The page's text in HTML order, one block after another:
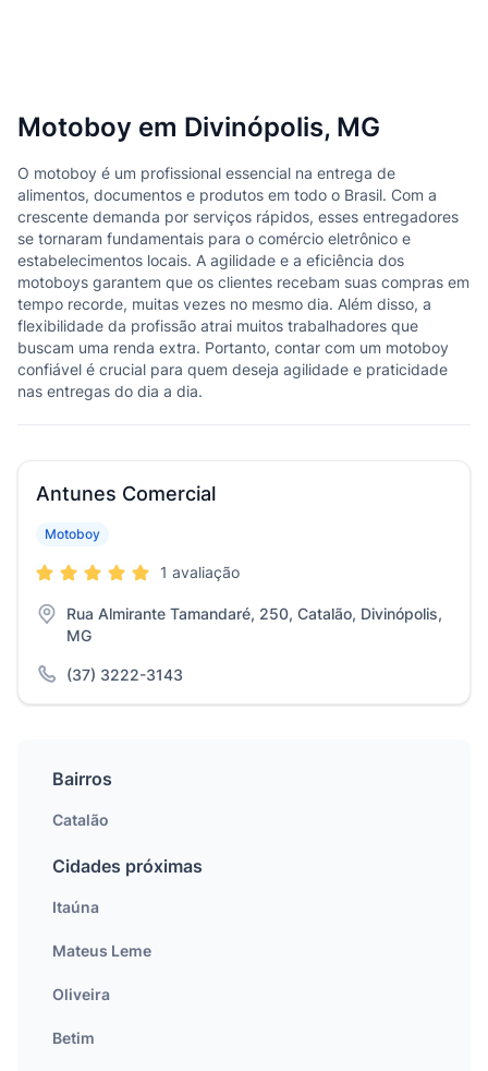
Motoboy em Divinópolis, MG
O motoboy é um profissional essencial na entrega de
alimentos, documentos e produtos em todo o Brasil. Com a
crescente demanda por serviços rápidos, esses entregadores
se tornaram fundamentais para o comércio eletrônico e
estabelecimentos locais. A agilidade e a eficiência dos
motoboys garantem que os clientes recebam suas compras em
tempo recorde, muitas vezes no mesmo dia. Além disso, a
flexibilidade da profissão atrai muitos trabalhadores que
buscam uma renda extra. Portanto, contar com um motoboy
confiável é crucial para quem deseja agilidade e praticidade
nas entregas do dia a dia.
Antunes Comercial
Motoboy
1 avaliação
Rua Almirante Tamandaré, 250, Catalão, Divinópolis,
MG
(37) 3222-3143
Bairros
Catalão
Cidades próximas
Itaúna
Mateus Leme
Oliveira
Betim